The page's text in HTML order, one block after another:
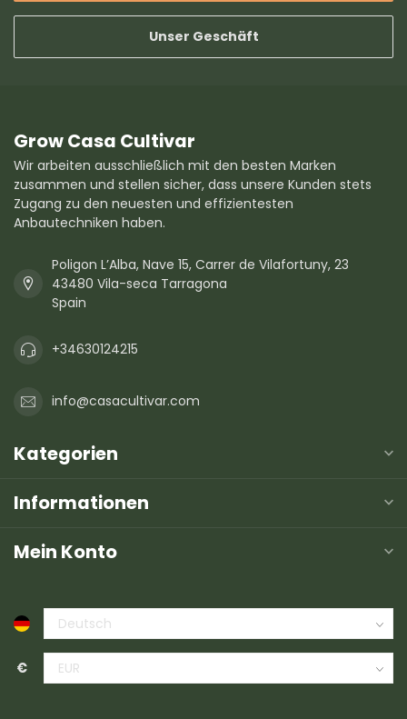
Unser Geschäft
Grow Casa Cultivar
Wir arbeiten ausschließlich mit den besten Marken
zusammen und stellen sicher, dass unsere Kunden stets
Zugang zu den neuesten und effizientesten
Anbautechniken haben.
Poligon L’Alba, Nave 15, Carrer de Vilafortuny, 23
43480 Vila-seca Tarragona
Spain
+34630124215
info@casacultivar.com
Kategorien
Informationen
Mein Konto
€